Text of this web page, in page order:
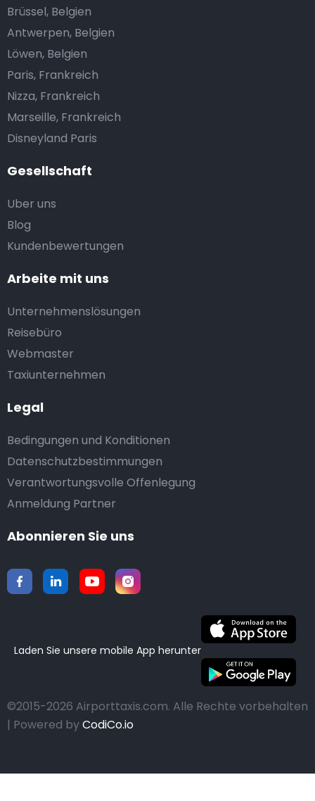
Gesellschaft
Uber uns
Blog
Kundenbewertungen
Arbeite mit uns
Unternehmenslösungen
Reisebüro
Webmaster
Taxiunternehmen
Legal
Bedingungen und Konditionen
Datenschutzbestimmungen
Verantwortungsvolle Offenlegung
Anmeldung Partner
Brüssel, Belgien
Antwerpen, Belgien
Löwen, Belgien
Paris, Frankreich
Nizza, Frankreich
Marseille, Frankreich
Disneyland Paris
Abonnieren Sie uns
Laden Sie unsere mobile App herunter
©2015-2026 Airporttaxis.com. Alle Rechte vorbehalten
| Powered byCodiCo.io